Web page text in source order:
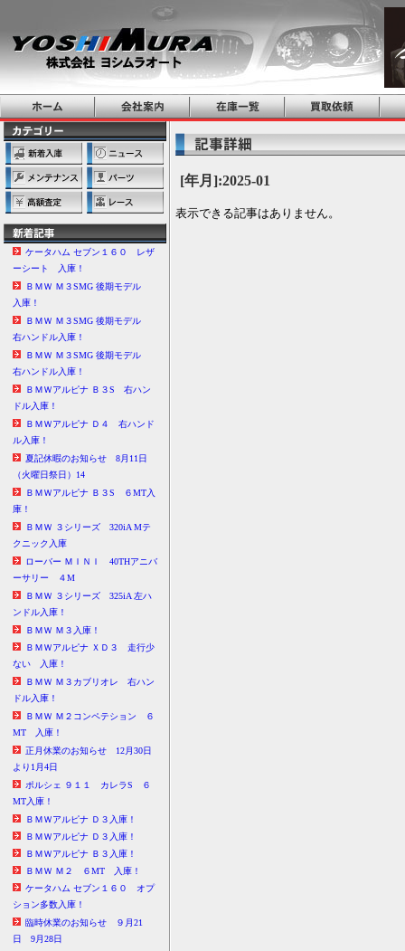
ケータハム セブン１６０ レザ
ーシート 入庫！
ＢＭＷ Ｍ３SMG 後期モデル
入庫！
ＢＭＷ Ｍ３SMG 後期モデル
右ハンドル入庫！
ＢＭＷ Ｍ３SMG 後期モデル
右ハンドル入庫！
ＢＭＷアルピナ Ｂ３S 右ハン
ドル入庫！
ＢＭＷアルピナ Ｄ４ 右ハンド
ル入庫！
夏記休暇のお知らせ 8月11日
（火曜日祭日）14
ＢＭＷアルピナ Ｂ３S ６MT入
庫！
ＢＭＷ ３シリーズ 320iA Mテ
クニック入庫
ローバー ＭＩＮＩ 40THアニバ
ーサリー ４M
ＢＭＷ ３シリーズ 325iA 左ハ
ンドル入庫！
ＢＭＷ Ｍ３入庫！
ＢＭＷアルピナ ＸＤ３ 走行少
ない 入庫！
ＢＭＷ Ｍ３カブリオレ 右ハン
ドル入庫！
ＢＭＷ Ｍ２コンペテション ６
MT 入庫！
正月休業のお知らせ 12月30日
より1月4日
ポルシェ ９１１ カレラS ６
MT入庫！
ＢＭＷアルピナ Ｄ３入庫！
ＢＭＷアルピナ Ｄ３入庫！
ＢＭＷアルピナ Ｂ３入庫！
ＢＭＷ Ｍ２ ６MT 入庫！
ケータハム セブン１６０ オプ
ション多数入庫！
臨時休業のお知らせ ９月21
日 9月28日
[年月]:2025-01
表示できる記事はありません。